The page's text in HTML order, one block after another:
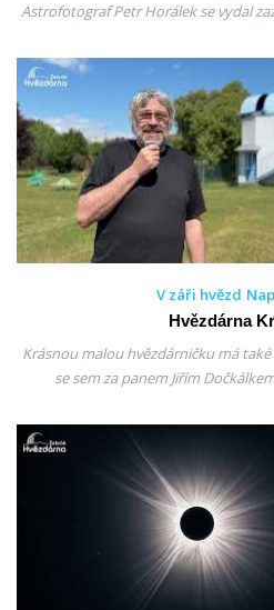
Astrofotograf Petr Horálek se vydal
V záři hvězd
Hvězdárna
Krásnou malou hvězdárničku má
se sem za panem Jiřím